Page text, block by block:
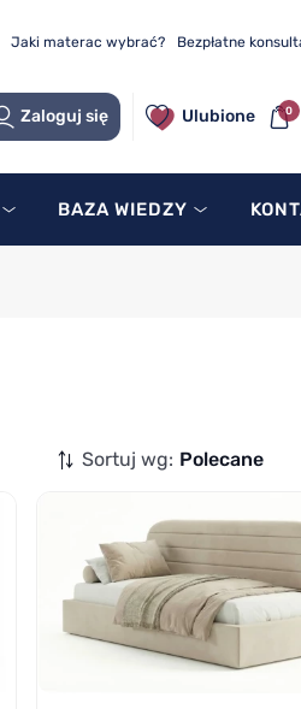
Jaki materac wybrać? Bezpłatne
Zaloguj się Ulubione 0
BAZA WIEDZY
Sortuj wg: Polecane